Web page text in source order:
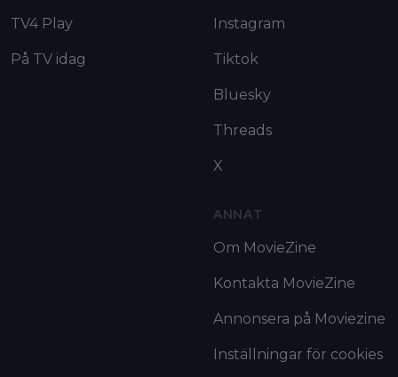
TV4 Play
På TV idag
Instagram
Tiktok
Bluesky
Threads
X
ANNAT
Om MovieZine
Kontakta MovieZine
Annonsera på Moviezine
Inställningar för cookies